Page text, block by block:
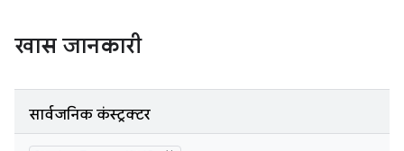
खास जानकारी
सार्वजनिक कंस्ट्रक्टर